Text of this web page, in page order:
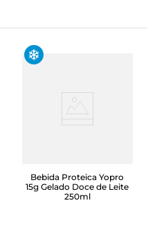
Bebida Proteica Yopro
15g Gelado Doce de Leite
250ml